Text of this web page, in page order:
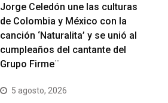
Jorge Celedón une las culturas
de Colombia y México con la
canción ‘Naturalita’ y se unió al
cumpleaños del cantante del
Grupo Firme¨
5 agosto, 2026